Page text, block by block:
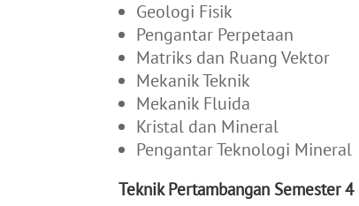
Geologi Fisik
Pengantar Perpetaan
Matriks dan Ruang Vektor
Mekanik Teknik
Mekanik Fluida
Kristal dan Mineral
Pengantar Teknologi Mineral
Teknik Pertambangan Semester 4